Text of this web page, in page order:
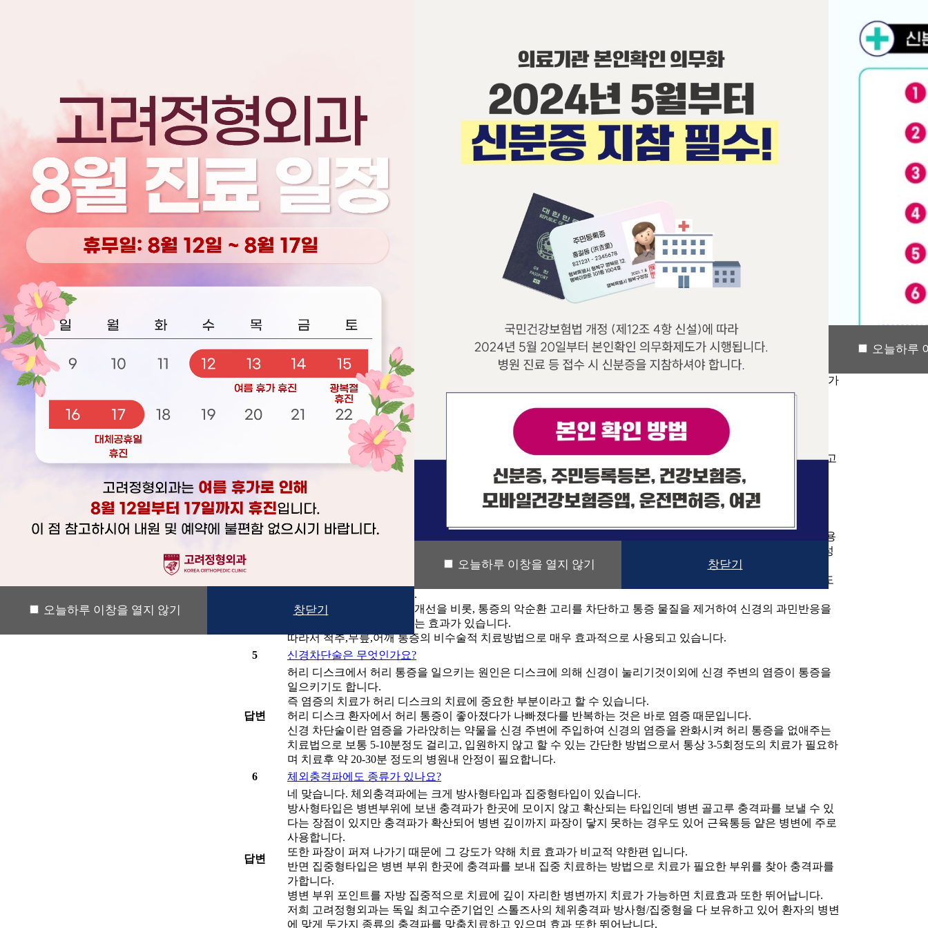
오늘하루 이창을 열지 않기 창닫기
오늘하루 이창을 열지 않기 창닫기
오늘하루
로그인
회원가
입
기
치료사례 커뮤니티
커뮤니티
공지사항
포토갤러리
고객의소리
자주하는질문
자주하는질문
자주 묻는 질문
답변
본원건물 지하주차장이 협소한 관계로 외부 유료주차장은 (농민마트뒤)는 최대 1시간까지 지원하고 있사오니 이점
많은 양해 부탁드립니다.
2
타병원에서 찍은 MRI나 엑스레이를 가져가도 되나요?
답변
네 가능합니다. 최근 3~6개월 이내에 같은 질환으로 타 병원의 MRI, X-ray 촬영을 하셨다면 촬영된 필름 및 CD를 가
지고 오시면 됩니다.
단, 진찰 결과와 담당의사의 소견에 따라 재촬영이 요구되는 경우가 있습니다.
도수치료는 실비보험이 적용되나요?
답변
네 도수치료는 현재 인정비급여로 실비보험 적용 대상입니다.
환자분의 통증 및 증상을 치료하기 위해 자격을 가진 의사와 물리치료사가 직접 손으로 척추 및 관절을 이완시키고
교정하는 치료로 도수치료는 실비보험에서 인정하는 치료입니다.
단 보험회사와 실비보험 상품에 따라 본인 부담금의 차이는 있을 수 있습니다.
4
신경주사와 뼈주사는 다른 주사인가요?
신경주사와 뼈주사는 근본적으로 다른 주사방법 입니다.
일반적인 정형외과나 신경외과 의원에서 사용되는 뼈주사는 스테로이드(Steroid)효과를 기대해서 호르몬제를 사용
하여, 뼈주사를 자주 사용하게 되면 골다공증, 호르몬대사 이상, 피부 부작용 등 여러 가지 부작용을 초래할 가능성
그러나 저희 병원에서 사용하는 신경 주사치료 성분은 여러 가지 약제를 혼합하여 사용하는 것으로 자주 사용해도
특별한 부작용이 없습니다.
특히 주사치료는 혈액순환개선을 비롯, 통증의 악순환 고리를 차단하고 통증 물질을 제거하여 신경의 과민반응을
완화시키고 통증을 제거하는 효과가 있습니다.
따라서 척추,무릎,어깨 통증의 비수술적 치료방법으로 매우 효과적으로 사용되고 있습니다.
5
신경차단술은 무엇인가요?
답변
허리 디스크에서 허리 통증을 일으키는 원인은 디스크에 의해 신경이 눌리기것이외에 신경 주변의 염증이 통증을
일으키기도 합니다.
즉 염증의 치료가 허리 디스크의 치료에 중요한 부분이라고 할 수 있습니다.
허리 디스크 환자에서 허리 통증이 좋아졌다가 나빠졌다를 반복하는 것은 바로 염증 때문입니다.
신경 차단술이란 염증을 가라앉히는 약물을 신경 주변에 주입하여 신경의 염증을 완화시켜 허리 통증을 없애주는
치료법으로 보통 5-10분정도 걸리고, 입원하지 않고 할 수 있는 간단한 방법으로서 통상 3-5회정도의 치료가 필요하
며 치료후 약 20-30분 정도의 병원내 안정이 필요합니다.
6
체외충격파에도 종류가 있나요?
답변
네 맞습니다. 체외충격파에는 크게 방사형타입과 집중형타입이 있습니다.
방사형타입은 병변부위에 보낸 충격파가 한곳에 모이지 않고 확산되는 타입인데 병변 골고루 충격파를 보낼 수 있
다는 장점이 있지만 충격파가 확산되어 병변 깊이까지 파장이 닿지 못하는 경우도 있어 근육통등 얕은 병변에 주로
사용합니다.
또한 파장이 퍼져 나가기 때문에 그 강도가 약해 치료 효과가 비교적 약한편 입니다.
반면 집중형타입은 병변 부위 한곳에 충격파를 보내 집중 치료하는 방법으로 치료가 필요한 부위를 찾아 충격파를
가합니다.
병변 부위 포인트를 자방 집중적으로 치료에 깊이 자리한 병변까지 치료가 가능하면 치료효과 또한 뛰어납니다.
저희 고려정형외과는 독일 최고수준기업인 스톨즈사의 체위충격파 방사형/집중형을 다 보유하고 있어 환자의 병변
에 맞게 두가지 종류의 충격파를 맞춤치료하고 있으며 효과 또한 뛰어납니다.